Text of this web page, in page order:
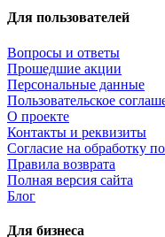
Для пользователей
Вопросы и ответы
Прошедшие акции
Персональные данные
Пользовательское
О проекте
Контакты и реквизиты
Согласие на обработку
Правила возврата
Полная версия сайта
Блог
Для бизнеса